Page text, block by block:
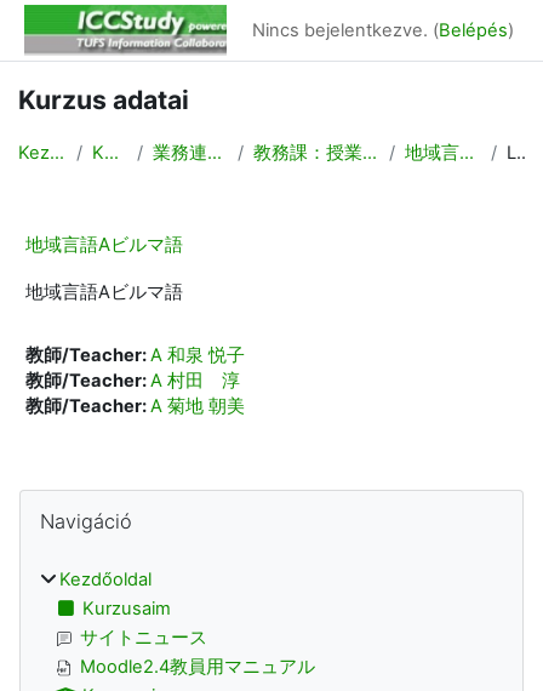
Tovább a fő tartalomhoz
Nincs bejelentkezve. (Belépés)
Kurzus adatai
Kezdőoldal Kurzusok 業務連絡/Backyard 教務課：授業計画，時間割作成 地域言語Aビルマ語 Leírás
地域言語Aビルマ語
地域言語Aビルマ語
教師/Teacher:A 和泉 悦子
教師/Teacher:A 村田 淳
教師/Teacher:A 菊地 朝美
Blokkok
Navigáció
Kezdőoldal
Kurzusaim
サイトニュース
Moodle2.4教員用マニュアル